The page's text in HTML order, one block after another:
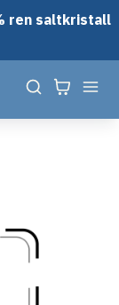
ren saltkristall